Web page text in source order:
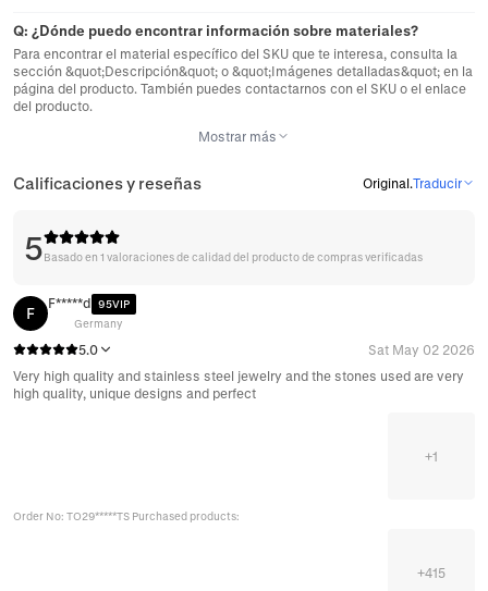
Q: ¿Dónde puedo encontrar información sobre materiales?
Para encontrar el material específico del SKU que te interesa, consulta la
sección &quot;Descripción&quot; o &quot;Imágenes detalladas&quot; en la
página del producto. También puedes contactarnos con el SKU o el enlace
del producto.
Mostrar más
Calificaciones y reseñas Original.Traducir
5Basado en 1 valoraciones de calidad del producto de compras verificadas
F
F*****d 95VIP
Germany
5.0
Sat May 02 2026
Very high quality and stainless steel jewelry and the stones used are very
high quality, unique designs and perfect
+1
Order No: TO29*****TS Purchased products:
+415